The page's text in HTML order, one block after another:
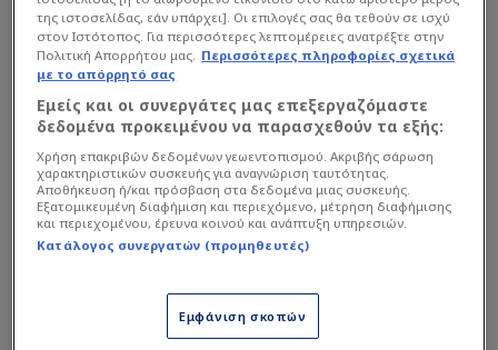
Διαβάστε επίσης...
Ατελείωτο γλέντι ΟΦΗ:
Λατρεία για Κόντη, Μπούση
και φλεγόμενο Ηράκλειο
(VD)
Πάρτι στο Ηράκλειο - Τι
ζήτησε ο Κόντης και
τρέλανε τους οπαδούς ΟΦΗ
(Vid)
"Αυτό το συναίσθημα δεν περιγράφεται εύκολα. Λίγες
της ιστοσελίδας, εάν υπάρχει]. Οι επιλογές σας θα τεθούν σε ισχύ
στον Ιστότοπος. Για περισσότερες λεπτομέρειες ανατρέξτε στην
Πολιτική Απορρήτου μας. Περισσότερες πληροφορίες σχετικά
με το απόρρητό σας
Εμείς και οι συνεργάτες μας επεξεργαζόμαστε
δεδομένα προκειμένου να παρασχεθούν τα εξής:
Χρήση επακριβών δεδομένων γεωεντοπισμού. Ακριβής σάρωση
χαρακτηριστικών συσκευής για αναγνώριση ταυτότητας.
Αποθήκευση ή/και πρόσβαση στα δεδομένα μιας συσκευής.
Εξατομικευμένη διαφήμιση και περιεχόμενο, μέτρηση διαφήμισης
και περιεχομένου, έρευνα κοινού και ανάπτυξη υπηρεσιών.
Κατάλογος συνεργατών (προμηθευτές)
Εμφάνιση σκοπών